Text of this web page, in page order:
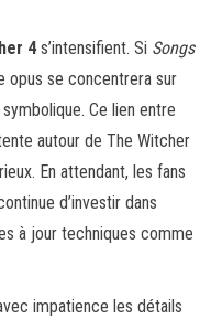
4s’intensifient. Si Songs
opus se concentrera sur
Ce lien entre
autour de The Witcher
En attendant, les fans
d’investir dans
à jour techniques comme
impatience les détails